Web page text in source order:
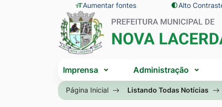
Seção
de
atalhos
e
links
de
acessibilidade
para
o
conteúdo
[alt+1]
Ir
para
Aumentar fontes Alto
Seção
do
menu
menu
Imprensa Administração
Página Inicial Listando Todas Notícias